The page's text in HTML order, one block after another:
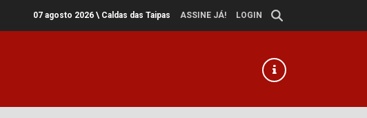
07 agosto 2026\ Caldas das Taipas ASSINE JÁ! LOGIN